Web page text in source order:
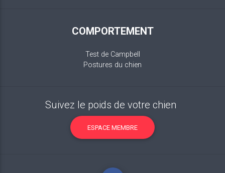
COMPORTEMENT
Test de Campbell
Postures du chien
Suivez le poids de votre chien
ESPACE MEMBRE